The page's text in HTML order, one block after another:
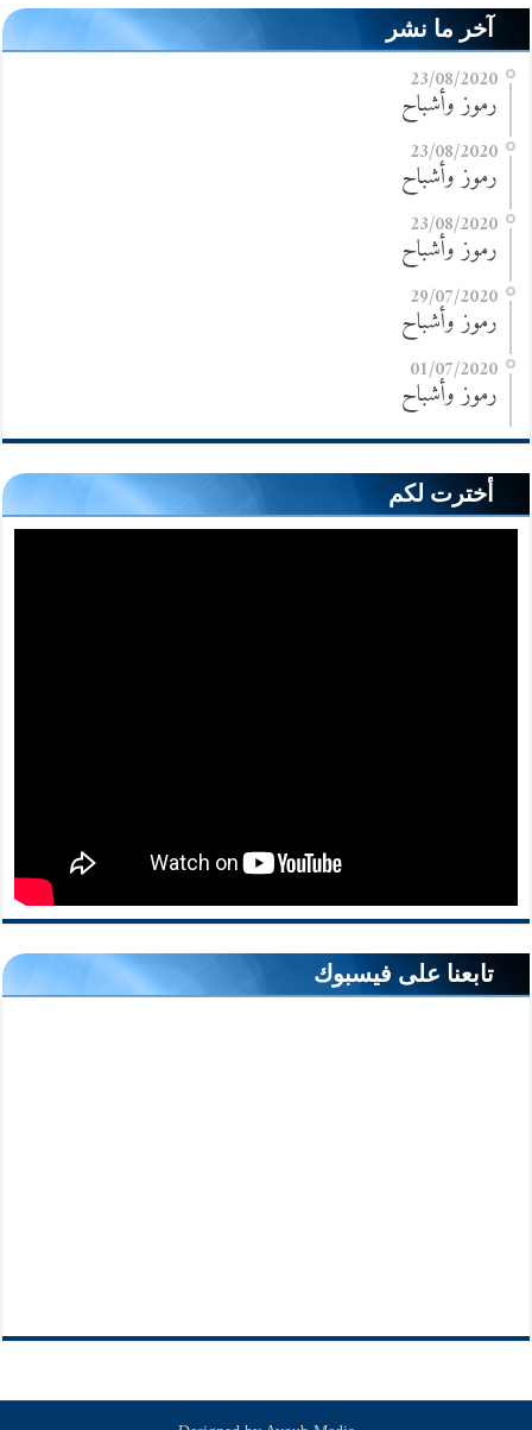
آخر ما نشر
23/08/2020
رموز وأشباح
23/08/2020
رموز وأشباح
23/08/2020
رموز وأشباح
29/07/2020
رموز وأشباح
01/07/2020
رموز وأشباح
أخترت لكم
تابعنا على فيسبوك